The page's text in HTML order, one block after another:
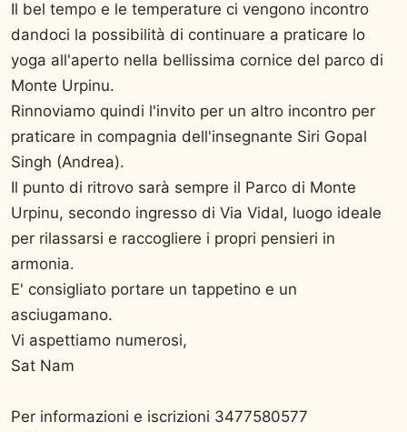
Il bel tempo e le temperature ci vengono incontro
dandoci la possibilità di continuare a praticare lo
yoga all'aperto nella bellissima cornice del parco di
Monte Urpinu.
Rinnoviamo quindi l'invito per un altro incontro per
praticare in compagnia dell'insegnante Siri Gopal
Singh (Andrea).
Il punto di ritrovo sarà sempre il Parco di Monte
Urpinu, secondo ingresso di Via Vidal, luogo ideale
per rilassarsi e raccogliere i propri pensieri in
armonia.
E' consigliato portare un tappetino e un
asciugamano.
Vi aspettiamo numerosi,
Sat Nam
Per informazioni e iscrizioni 3477580577